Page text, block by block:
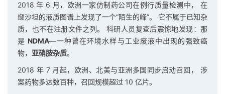
2018 年 6 月，欧洲一家仿制药公司在例行质量检测中， 在
缬沙坦的液质图谱上发现了一个“陌生的峰”。 它不属于已知杂
质，也不在注册文件之列。 科研人员复查后震惊地发现：那
是 NDMA—一种曾在环境水样与工业废液中出现的强致癌
物， 亚硝胺杂质。
2018 年 7 月起，欧洲、北美与亚洲多国同步启动召回， 涉
案药物多达数百种，召回规模超过 10 亿片。